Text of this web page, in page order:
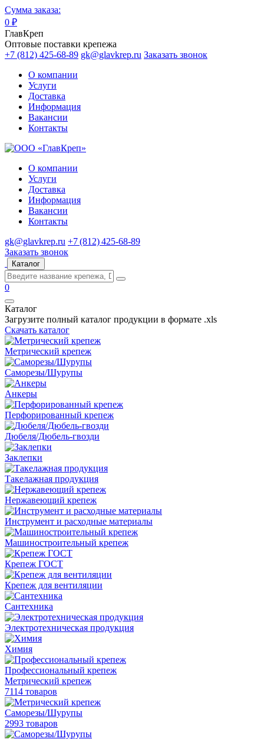
Сумма заказа:
0 ₽
ГлавКреп
Оптовые поставки крепежа
+7 (812) 425-68-89 gk@glavkrep.ru Заказать звонок
О компании
Услуги
Доставка
Информация
Вакансии
Контакты
О компании
Услуги
Доставка
Информация
Вакансии
Контакты
gk@glavkrep.ru +7 (812) 425-68-89
Заказать звонок
Каталог
0
Каталог
Загрузите полный каталог продукции в формате .xls
Скачать каталог
Метрический крепеж
Саморезы/Шурупы
Анкеры
Перфорированный крепеж
Дюбеля/Дюбель-гвозди
Заклепки
Такелажная продукция
Нержавеющий крепеж
Инструмент и расходные материалы
Машиностроительный крепеж
Крепеж ГОСТ
Крепеж для вентиляции
Сантехника
Электротехническая продукция
Химия
Профессиональный крепеж
Метрический крепеж
7114 товаров
Саморезы/Шурупы
2993 товаров